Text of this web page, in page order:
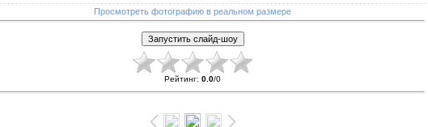
Просмотреть фотографию в реальном размере
Рейтинг: 0.0/0